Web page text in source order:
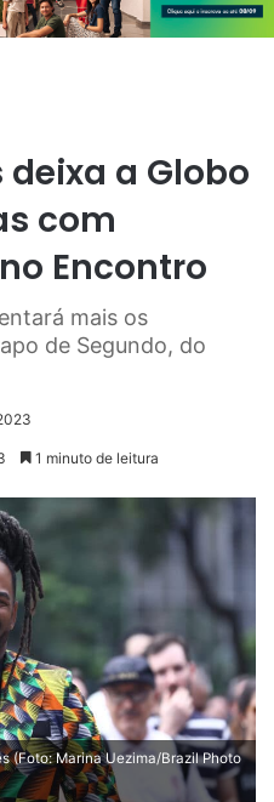
deixa a Globo
com
Encontro
mais os
de Segundo, do
1 minuto de leitura
(Foto: Marina Uezima/Brazil Photo